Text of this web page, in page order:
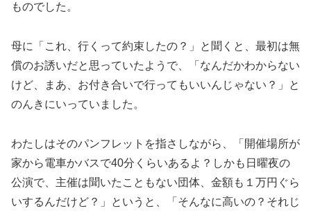
ものでした。
母に「これ、行くって約束したの？」と聞くと、最初は無
償のお誘いだと思っていたようで、「なんだかわからない
けど、まあ、お付き合いで行ってもいいんじゃない？」と
のんきにいっていました。
わたしはそのパンフレットを指さしながら、「開催場所が
家から電車かバスで40分くらいあるよ？しかも日曜夜の
公演で、主催は聞いたこともない団体、金額も１万円ぐら
いするんだけど？」というと、「そんなに高いの？それじ